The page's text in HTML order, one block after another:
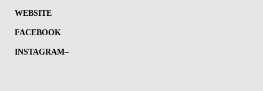
WEBSITE
FACEBOOK
INSTAGRAM–